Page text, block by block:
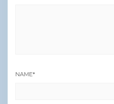
NAME*